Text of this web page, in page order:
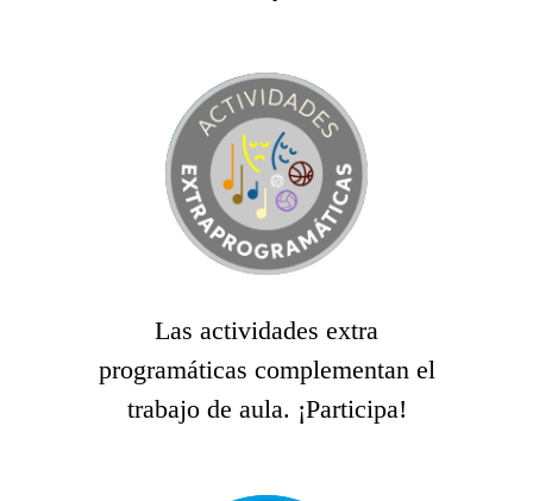
Las actividades extra
programáticas complementan el
trabajo de aula. ¡Participa!